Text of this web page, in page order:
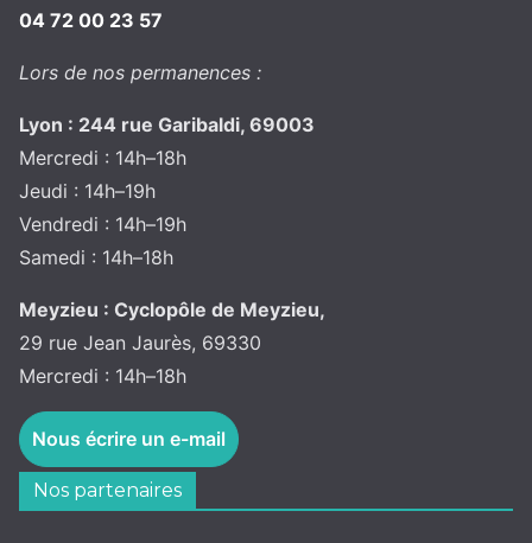
04 72 00 23 57
Lors de nos permanences :
Lyon : 244 rue Garibaldi, 69003
Mercredi : 14h–18h
Jeudi : 14h–19h
Vendredi : 14h–19h
Samedi : 14h–18h
Meyzieu : Cyclopôle de Meyzieu,
29 rue Jean Jaurès, 69330
Mercredi : 14h–18h
Nous écrire un e-mail
Nos partenaires